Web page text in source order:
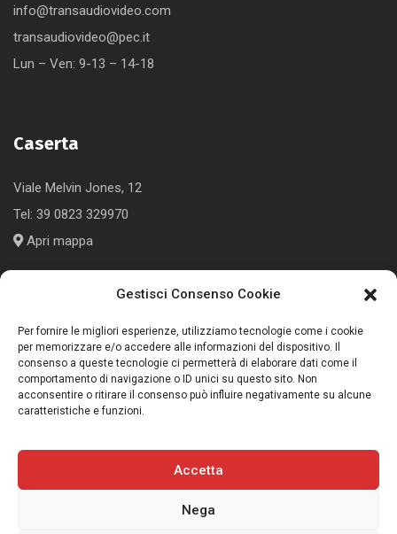
Gestisci Consenso Cookie
Per fornire le migliori esperienze, utilizziamo tecnologie come i cookie
per memorizzare e/o accedere alle informazioni del dispositivo. Il
consenso a queste tecnologie ci permetterà di elaborare dati come il
comportamento di navigazione o ID unici su questo sito. Non
acconsentire o ritirare il consenso può influire negativamente su alcune
caratteristiche e funzioni.
Accetta
Nega
info@transaudiovideo.com
transaudiovideo@pec.it
Lun – Ven: 9-13 – 14-18
Caserta
Viale Melvin Jones, 12
Tel: 39 0823 329970
Apri mappa
Corso Roma, 186
Tel:+39 039 791339
Apri mappa
Copyright 2025 Trans Audio Video S.r.l. - P.IVA 01675270613